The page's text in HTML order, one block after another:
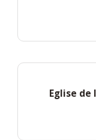
Eglise